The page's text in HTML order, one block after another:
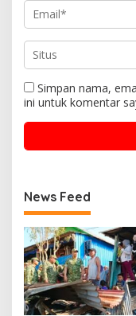
Simpan nama,
ini untuk komentar
News Feed